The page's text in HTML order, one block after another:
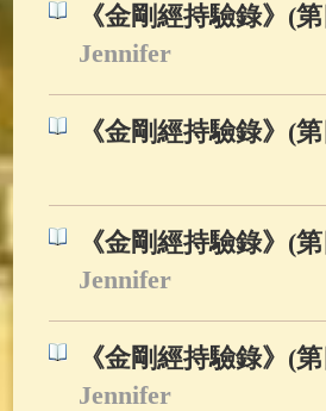
《金剛經持驗錄》(
Jennifer
《金剛經持驗錄》(
《金剛經持驗錄》(
Jennifer
《金剛經持驗錄》(
Jennifer